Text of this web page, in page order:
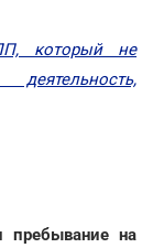
который не
деятельность,
пребывание на